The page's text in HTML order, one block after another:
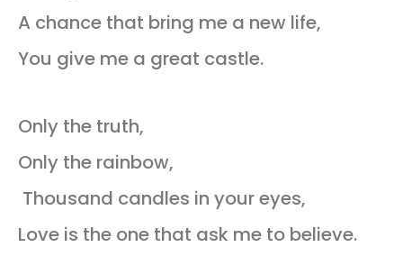
A chance that bring me a new life,
You give me a great castle.
Only the truth,
Only the rainbow,
Thousand candles in your eyes,
Love is the one that ask me to believe.